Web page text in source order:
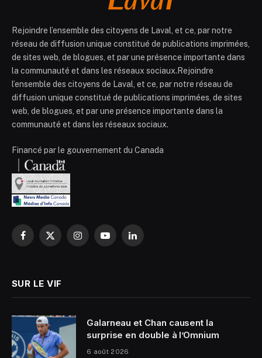
Rejoindre l’ensemble des citoyens de Laval, et ce, par notre
réseau de diffusion unique constitué de publications imprimées,
de sites web, de blogues, et par une présence importante dans
la communauté et dans les réseaux sociaux.Rejoindre
l’ensemble des citoyens de Laval, et ce, par notre réseau de
diffusion unique constitué de publications imprimées, de sites
web, de blogues, et par une présence importante dans la
communauté et dans les réseaux sociaux.
Financé par le gouvernement du Canada
Facebook
X
InstagramYouTubeLinkedIn
SUR LE VIF
Galarneau et Chan causent la
surprise en double à l’Omnium
6 août 2026